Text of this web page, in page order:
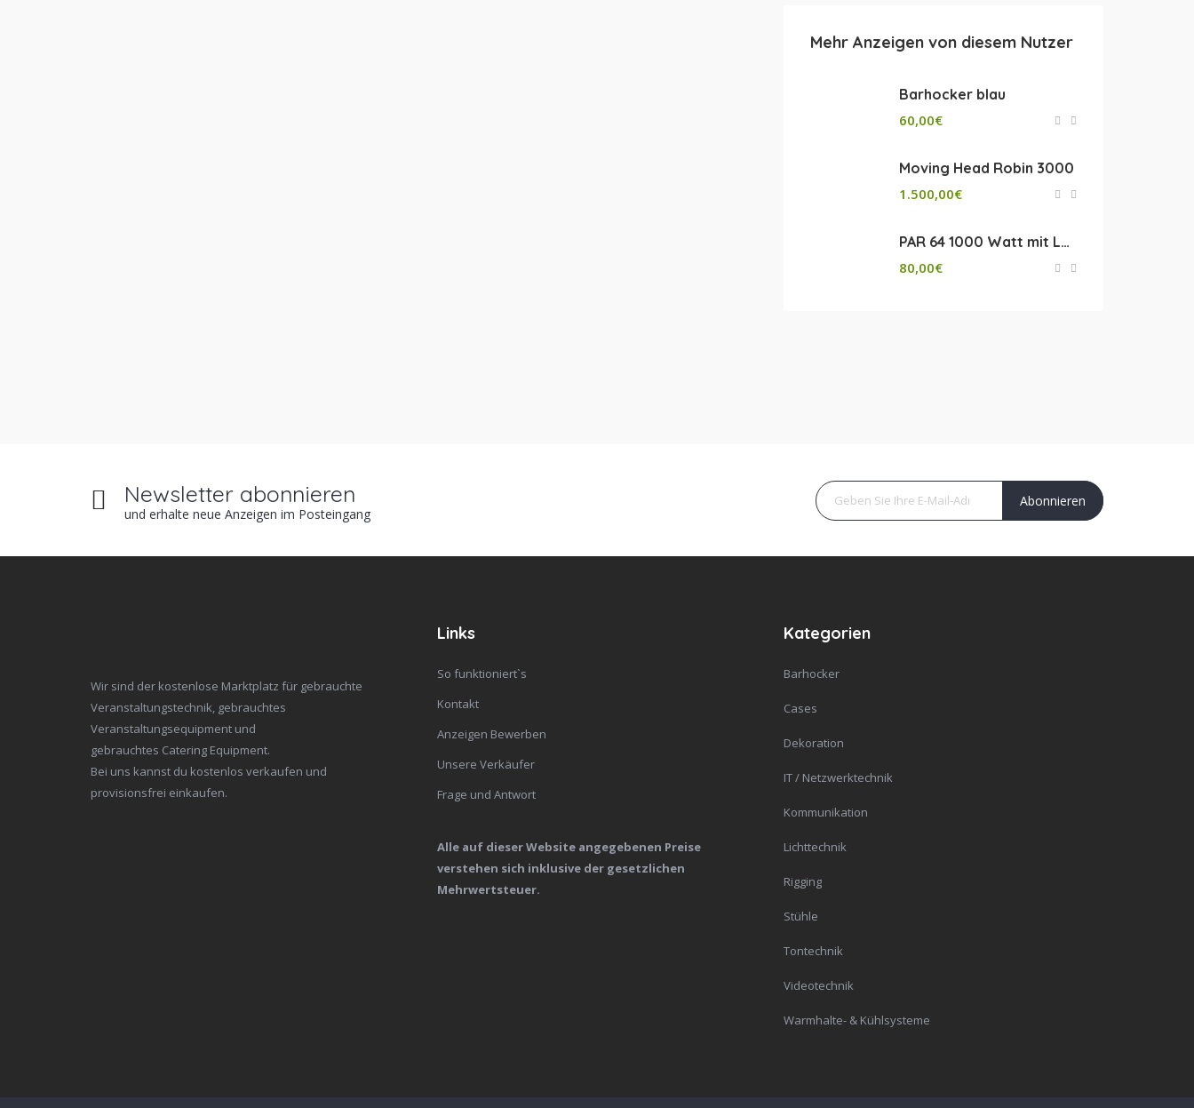
Mehr Anzeigen von diesem Nutzer
Barhocker blau
60,00€
Moving Head Robin 3000
1.500,00€
PAR 64 1000 Watt mit Lampe
80,00€
Newsletter abonnieren
und erhalte neue Anzeigen im Posteingang
Abonnieren
Wir sind der kostenlose Marktplatz für gebrauchte
Veranstaltungstechnik, gebrauchtes
Veranstaltungsequipment und
gebrauchtes Catering Equipment.
Bei uns kannst du kostenlos verkaufen und
provisionsfrei einkaufen.
Links
So funktioniert`s
Kontakt
Anzeigen Bewerben
Unsere Verkäufer
Frage und Antwort
Alle auf dieser Website angegebenen Preise
verstehen sich inklusive der gesetzlichen
Mehrwertsteuer.
Kategorien
Barhocker
Cases
Dekoration
IT / Netzwerktechnik
Kommunikation
Lichttechnik
Rigging
Stühle
Tontechnik
Videotechnik
Warmhalte- & Kühlsysteme